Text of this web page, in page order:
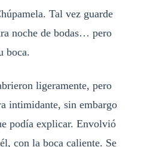
Tal vez guarde
noche de bodas… pero
boca.
ligeramente, pero
intimidante, sin embargo
podía explicar. Envolvió
con la boca caliente. Se